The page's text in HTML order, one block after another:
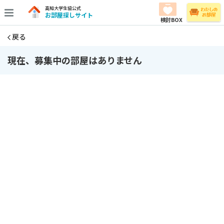
高知大学生協公式
お部屋探しサイト
検討BOX
戻る
現在、募集中の部屋はありません